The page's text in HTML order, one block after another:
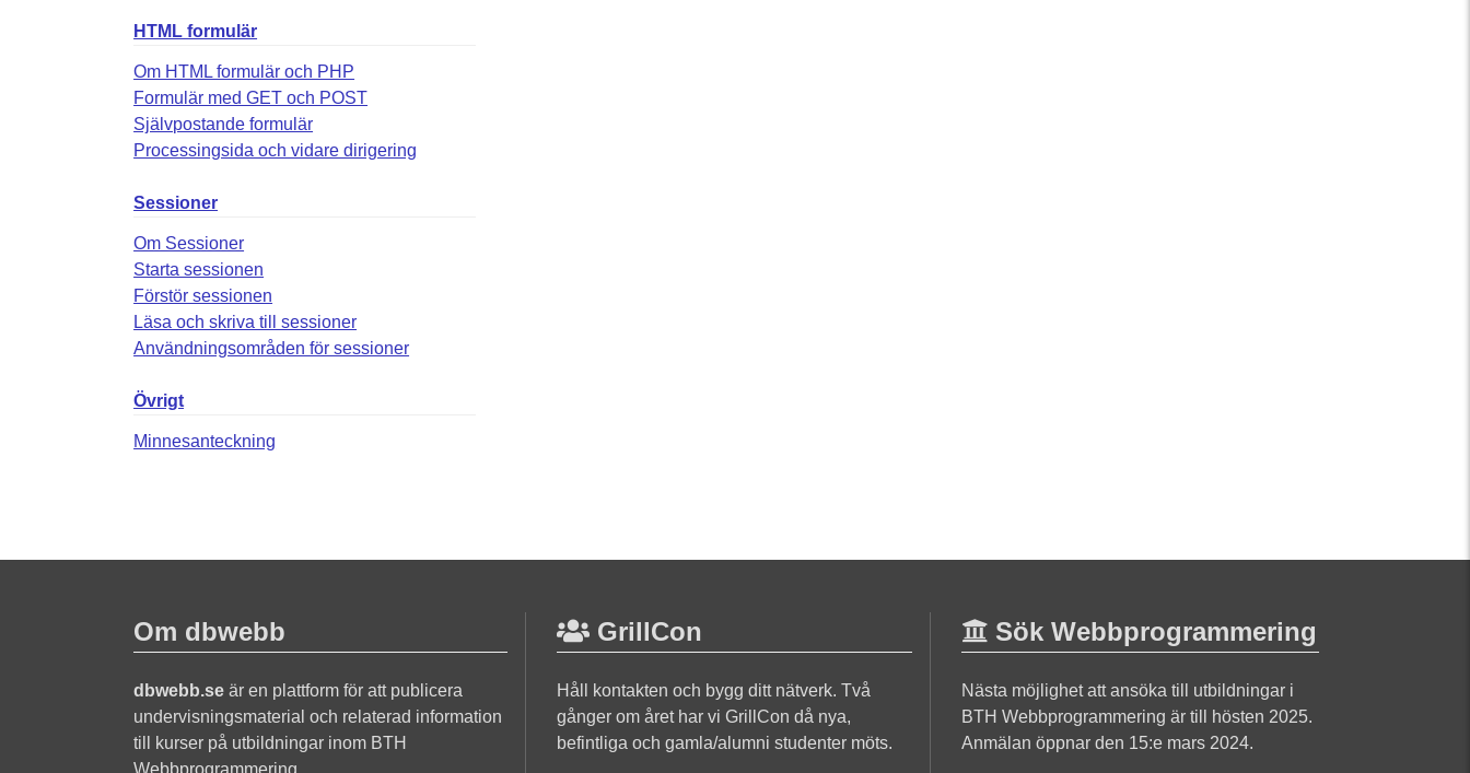
HTML formulär
Om HTML formulär och PHP
Formulär med GET och POST
Självpostande formulär
Processingsida och vidare dirigering
Sessioner
Om Sessioner
Starta sessionen
Förstör sessionen
Läsa och skriva till sessioner
Användningsområden för sessioner
Övrigt
Minnesanteckning
Om dbwebb
dbwebb.se är en plattform för att publicera
undervisningsmaterial och relaterad information
till kurser på utbildningar inom BTH
Webbprogrammering.
GrillCon
Håll kontakten och bygg ditt nätverk. Två
gånger om året har vi GrillCon då nya,
befintliga och gamla/alumni studenter möts.
Sök Webbprogrammering
Nästa möjlighet att ansöka till utbildningar i
BTH Webbprogrammering är till hösten 2025.
Anmälan öppnar den 15:e mars 2024.